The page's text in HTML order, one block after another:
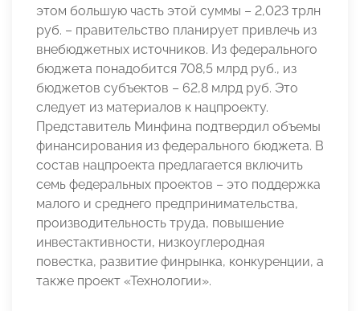
этом большую часть этой суммы – 2,023 трлн
руб. – правительство планирует привлечь из
внебюджетных источников. Из федерального
бюджета понадобится 708,5 млрд руб., из
бюджетов субъектов – 62,8 млрд руб. Это
следует из материалов к нацпроекту.
Представитель Минфина подтвердил объемы
финансирования из федерального бюджета. В
состав нацпроекта предлагается включить
семь федеральных проектов – это поддержка
малого и среднего предпринимательства,
производительность труда, повышение
инвестактивности, низкоуглеродная
повестка, развитие финрынка, конкуренции, а
также проект «Технологии».